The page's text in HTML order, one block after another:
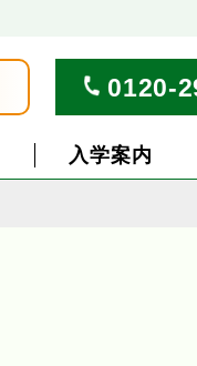
0120-
入学案内